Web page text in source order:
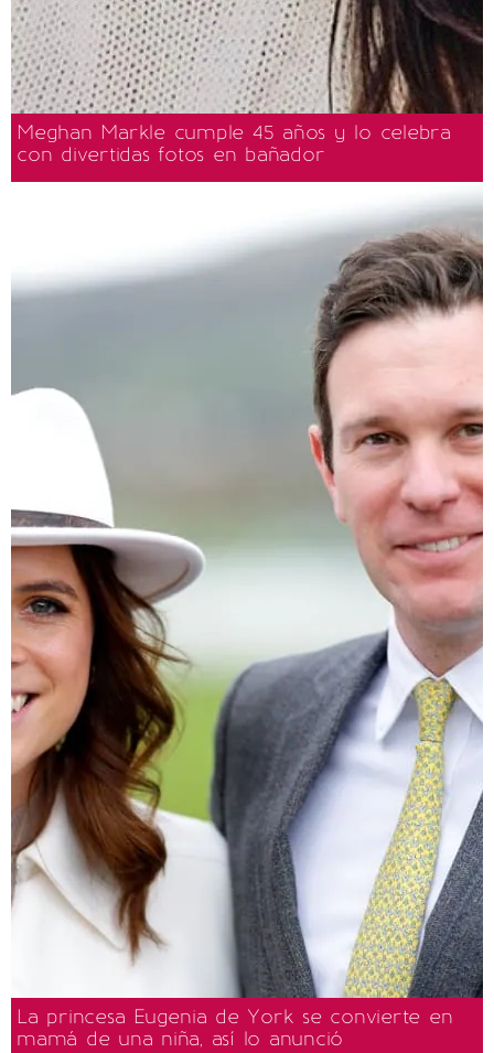
Meghan Markle cumple 45 años y lo celebra
con divertidas fotos en bañador
La princesa Eugenia de York se convierte en
mamá de una niña, así lo anunció